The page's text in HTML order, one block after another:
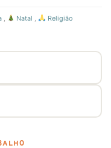
, Natal , Religião